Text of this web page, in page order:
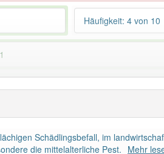
Häufigkeit: 4 von 10
den Artikel korrekt erraten.
Schädlingsbefall, im
die mittelalterliche Pest. Mehr